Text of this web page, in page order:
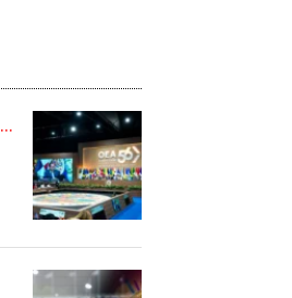
ORGANIZACIÓN DE ESTADOS AMERICANOS (OEA)